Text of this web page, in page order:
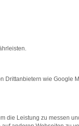
Ihnen sowohl
spürbar
die ein Škoda
Drittanbietern wie Google
die Leistung zu messen